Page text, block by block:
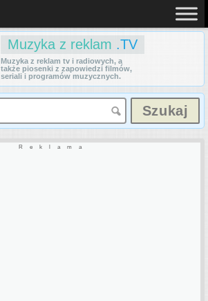
Muzyka z reklam .TV
Muzyka z reklam tv i radiowych, a
także piosenki z zapowiedzi filmów,
seriali i programów muzycznych.
Reklama